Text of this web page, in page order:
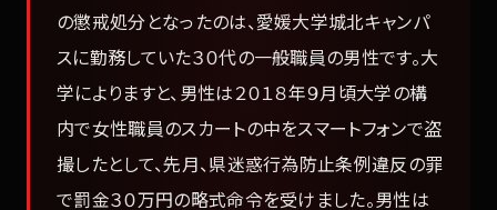
の懲戒処分となったのは、愛媛大学城北キャンパ
スに勤務していた３０代の一般職員の男性です。大
学によりますと、男性は２０１８年９月頃大学の構
内で女性職員のスカートの中をスマートフォンで盗
撮したとして、先月、県迷惑行為防止条例違反の罪
で罰金３０万円の略式命令を受けました。男性は